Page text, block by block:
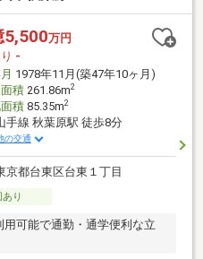
5,500万円
-
1978年11月(築47年10ヶ月)
積261.86m2
積85.35m2
手線 秋葉原駅 徒歩8分
の交通
京都台東区台東１丁目
り
可能で通勤・通学便利な立